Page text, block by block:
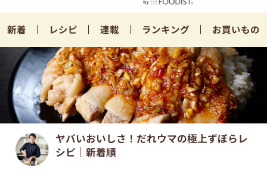
新着 レシピ 連載 ランキング お買いもの
ヤバいおいしさ！だれウマの極上ずぼらレ
シピ｜新着順